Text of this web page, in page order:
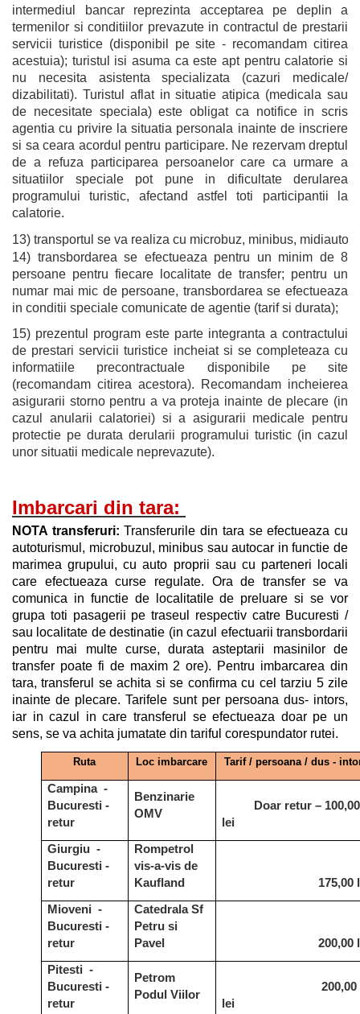
intermediul bancar reprezinta acceptarea pe deplin a
termenilor si conditiilor prevazute in contractul de prestarii
servicii turistice (disponibil pe site - recomandam citirea
acestuia); turistul isi asuma ca este apt pentru calatorie si
nu necesita asistenta specializata (cazuri medicale/
dizabilitati). Turistul aflat in situatie atipica (medicala sau
de necesitate speciala) este obligat ca notifice in scris
agentia cu privire la situatia personala inainte de inscriere
si sa ceara acordul pentru participare. Ne rezervam dreptul
de a refuza participarea persoanelor care ca urmare a
situatiilor speciale pot pune in dificultate derularea
programului turistic, afectand astfel toti participantii la
calatorie.
13) transportul se va realiza cu microbuz, minibus,
14) transbordarea se efectueaza pentru un minim de 8
persoane pentru fiecare localitate de transfer; pentru un
numar mai mic de persoane, transbordarea se efectueaza
in conditii speciale comunicate de agentie (tarif si durata);
15) prezentul program este parte integranta a contractului
de prestari servicii turistice incheiat si se completeaza cu
informatiile precontractuale disponibile pe site
(recomandam citirea acestora). Recomandam incheierea
asigurarii storno pentru a va proteja inainte de plecare (in
cazul anularii calatoriei) si a asigurarii medicale pentru
protectie pe durata derularii programului turistic (in cazul
unor situatii medicale neprevazute).
Imbarcari din tara:
NOTA transferuri: Transferurile din tara se efectueaza cu
autoturismul, microbuzul, minibus sau autocar in functie de
marimea grupului, cu auto proprii sau cu parteneri locali
care efectueaza curse regulate. Ora de transfer se va
comunica in functie de localitatile de preluare si se vor
grupa toti pasagerii pe traseul respectiv catre Bucuresti /
sau localitate de destinatie (in cazul efectuarii transbordarii
pentru mai multe curse, durata asteptarii masinilor de
transfer poate fi de maxim 2 ore). Pentru imbarcarea din
tara, transferul se achita si se confirma cu cel tarziu 5 zile
inainte de plecare. Tarifele sunt per persoana dus- intors,
iar in cazul in care transferul se efectueaza doar pe un
sens, se va achita jumatate din tariful corespundator rutei.
Ruta Loc imbarcare Tarif / persoana / dus -
Campina -
Bucuresti -
retur
Benzinarie
OMV
Doar retur – 100,00
lei
Giurgiu -
Bucuresti -
retur
Rompetrol
vis-a-vis de
Kaufland
175,00
Mioveni -
Bucuresti -
retur
Catedrala Sf
Petru si
Pavel
200,00
Pitesti -
Bucuresti -
retur
Petrom
Podul Viilor
200,00
lei